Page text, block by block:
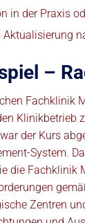
in der Praxis
Aktualisierung
–
Fachklinik
Klinikbetrieb
der Kurs
System.
die Fachklinik
Zentren